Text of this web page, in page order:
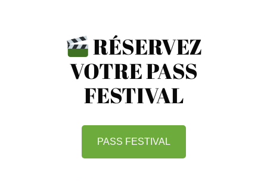
RÉSERVEZ
VOTRE PASS
FESTIVAL
PASS FESTIVAL